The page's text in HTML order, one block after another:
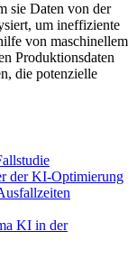
sie Daten von der
um ineffiziente
von maschinellem
Produktionsdaten
die potenzielle
der KI-Optimierung
KI in der